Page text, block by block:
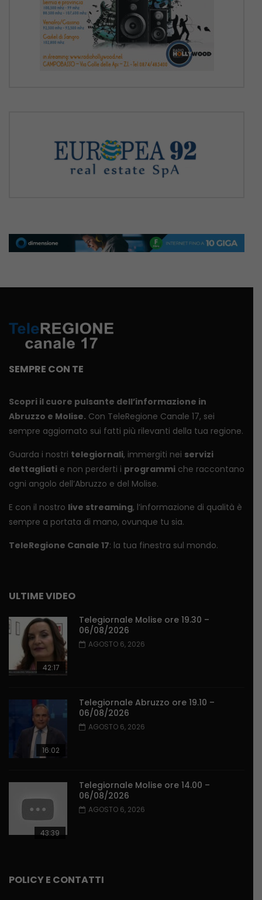
SEMPRE CON TE
Scopri il cuore pulsante dell’informazione in
Abruzzo e Molise. Con TeleRegione Canale 17, sei
sempre aggiornato sui fatti più rilevanti della tua regione.
Guarda i nostri telegiornali, immergiti nei servizi
dettagliati e non perderti i programmi che raccontano
ogni angolo dell’Abruzzo e del Molise.
E con il nostro live streaming, l’informazione di qualità è
sempre a portata di mano, ovunque tu sia.
TeleRegione Canale 17: la tua finestra sul mondo.
ULTIME VIDEO
42:17
Telegiornale Molise ore 19.30 –
06/08/2026
AGOSTO 6, 2026
16:02
Telegiornale Abruzzo ore 19.10 –
06/08/2026
AGOSTO 6, 2026
43:39
Telegiornale Molise ore 14.00 –
06/08/2026
AGOSTO 6, 2026
POLICY E CONTATTI